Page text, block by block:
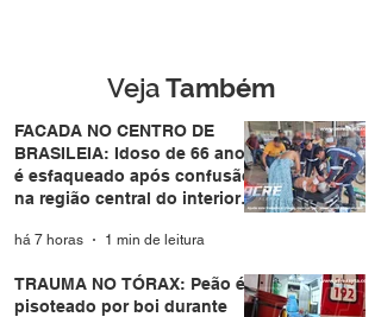
VejaTambém
FACADA NO CENTRO DE
BRASILEIA: Idoso de 66 anos
é esfaqueado após confusão
na região central do interior
há 7 horas 1 min de leitura
TRAUMA NO TÓRAX: Peão é
pisoteado por boi durante